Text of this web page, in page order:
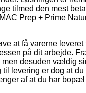
tilmed den mest
Prep + Prime
at få varerne
på dit arbejde.
men desuden vældig
levering er dog at du
af at du har